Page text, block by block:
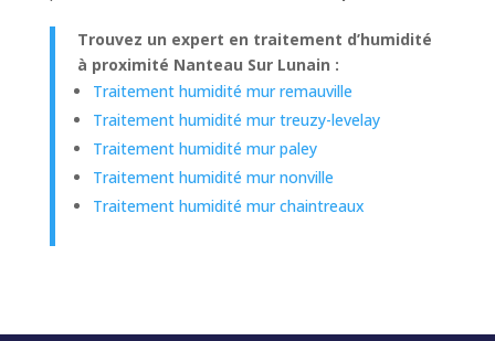
Trouvez un expert en traitement d’humidité
à proximité Nanteau Sur Lunain :
Traitement humidité mur remauville
Traitement humidité mur treuzy-levelay
Traitement humidité mur paley
Traitement humidité mur nonville
Traitement humidité mur chaintreaux